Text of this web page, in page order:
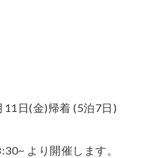
日(金)帰着 (5泊7日)
より開催します。